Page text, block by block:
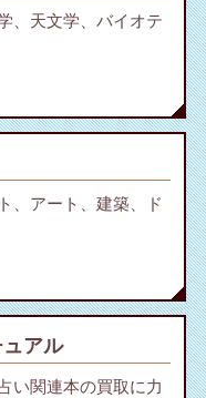
、天文学、バイオテ
、アート、建築、ド
アル
い関連本の買取に力